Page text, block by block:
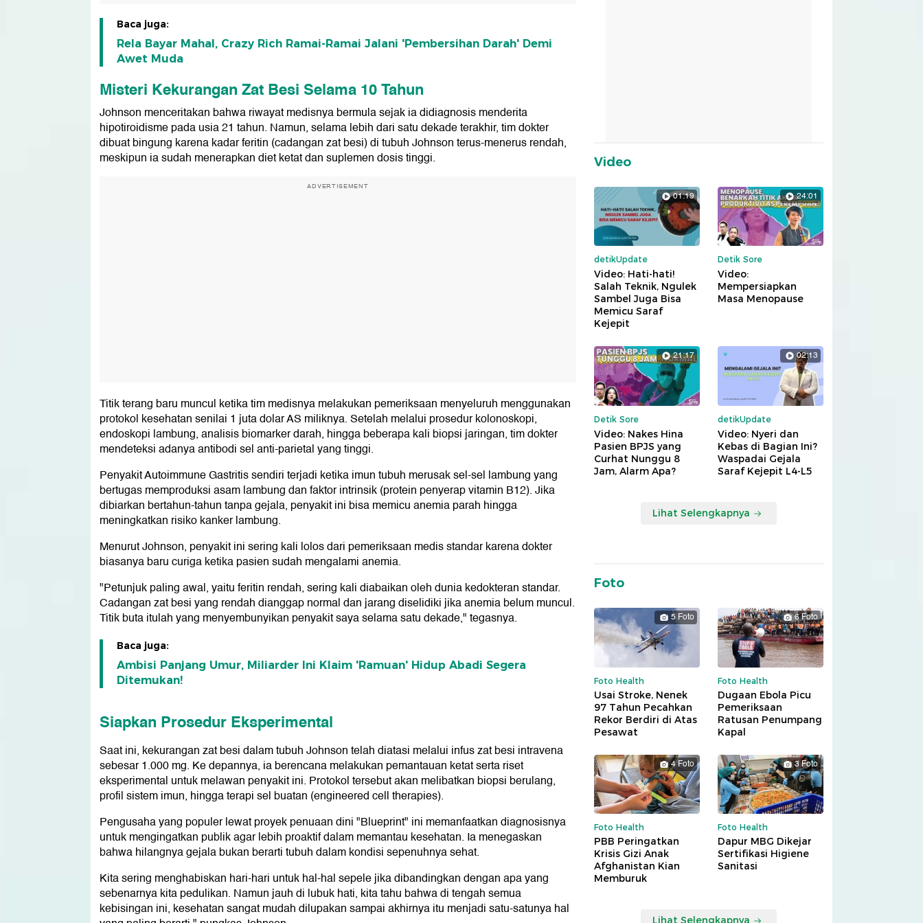
Baca juga:
Rela Bayar Mahal, Crazy Rich Ramai-Ramai Jalani 'Pembersihan Darah' Demi
Awet Muda
Misteri Kekurangan Zat Besi Selama 10 Tahun
Johnson menceritakan bahwa riwayat medisnya bermula sejak ia didiagnosis menderita
hipotiroidisme pada usia 21 tahun. Namun, selama lebih dari satu dekade terakhir, tim dokter
dibuat bingung karena kadar feritin (cadangan zat besi) di tubuh Johnson terus-menerus rendah,
meskipun ia sudah menerapkan diet ketat dan suplemen dosis tinggi.
ADVERTISEMENT
Titik terang baru muncul ketika tim medisnya melakukan pemeriksaan menyeluruh menggunakan
protokol kesehatan senilai 1 juta dolar AS miliknya. Setelah melalui prosedur kolonoskopi,
endoskopi lambung, analisis biomarker darah, hingga beberapa kali biopsi jaringan, tim dokter
mendeteksi adanya antibodi sel anti-parietal yang tinggi.
Penyakit Autoimmune Gastritis sendiri terjadi ketika imun tubuh merusak sel-sel lambung yang
bertugas memproduksi asam lambung dan faktor intrinsik (protein penyerap vitamin B12). Jika
dibiarkan bertahun-tahun tanpa gejala, penyakit ini bisa memicu anemia parah hingga
meningkatkan risiko kanker lambung.
Menurut Johnson, penyakit ini sering kali lolos dari pemeriksaan medis standar karena dokter
biasanya baru curiga ketika pasien sudah mengalami anemia.
"Petunjuk paling awal, yaitu feritin rendah, sering kali diabaikan oleh dunia kedokteran standar.
Cadangan zat besi yang rendah dianggap normal dan jarang diselidiki jika anemia belum muncul.
Titik buta itulah yang menyembunyikan penyakit saya selama satu dekade," tegasnya.
Baca juga:
Ambisi Panjang Umur, Miliarder Ini Klaim 'Ramuan' Hidup Abadi Segera
Ditemukan!
Siapkan Prosedur Eksperimental
Saat ini, kekurangan zat besi dalam tubuh Johnson telah diatasi melalui infus zat besi intravena
sebesar 1.000 mg. Ke depannya, ia berencana melakukan pemantauan ketat serta riset
eksperimental untuk melawan penyakit ini. Protokol tersebut akan melibatkan biopsi berulang,
profil sistem imun, hingga terapi sel buatan (engineered cell therapies).
Pengusaha yang populer lewat proyek penuaan dini "Blueprint" ini memanfaatkan diagnosisnya
untuk mengingatkan publik agar lebih proaktif dalam memantau kesehatan. Ia menegaskan
bahwa hilangnya gejala bukan berarti tubuh dalam kondisi sepenuhnya sehat.
Kita sering menghabiskan hari-hari untuk hal-hal sepele jika dibandingkan dengan apa yang
sebenarnya kita pedulikan. Namun jauh di lubuk hati, kita tahu bahwa di tengah semua
kebisingan ini, kesehatan sangat mudah dilupakan sampai akhirnya itu menjadi satu-satunya hal
Video
01:19
detikUpdate
Video: Hati-hati!
Salah Teknik, Ngulek
Sambel Juga Bisa
Memicu Saraf
Kejepit
24:01
Detik Sore
Video:
Mempersiapkan
Masa Menopause
21:17
Detik Sore
Video: Nakes Hina
Pasien BPJS yang
Curhat Nunggu 8
Jam, Alarm Apa?
02:13
detikUpdate
Video: Nyeri dan
Kebas di Bagian Ini?
Waspadai Gejala
Saraf Kejepit L4-L5
Lihat Selengkapnya
Foto
5 Foto
Foto Health
Usai Stroke, Nenek
97 Tahun Pecahkan
Rekor Berdiri di Atas
Pesawat
6 Foto
Foto Health
Dugaan Ebola Picu
Pemeriksaan
Ratusan Penumpang
Kapal
4 Foto
Foto Health
PBB Peringatkan
Krisis Gizi Anak
Afghanistan Kian
Memburuk
3 Foto
Foto Health
Dapur MBG Dikejar
Sertifikasi Higiene
Sanitasi
Lihat Selengkapnya